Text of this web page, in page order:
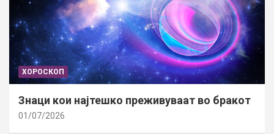
ХОРОСКОП
Знаци кои најтешко преживуваат во бракот
01/07/2026